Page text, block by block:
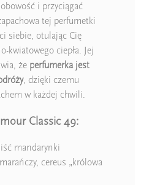
i przyciągać
tej perfumetki
siebie, otulając Cię
kwiatowego ciepła. Jej
że perfumerka jest
, dzięki czemu
w każdej chwili.
Classic 49:
mandarynki
cereus „królowa